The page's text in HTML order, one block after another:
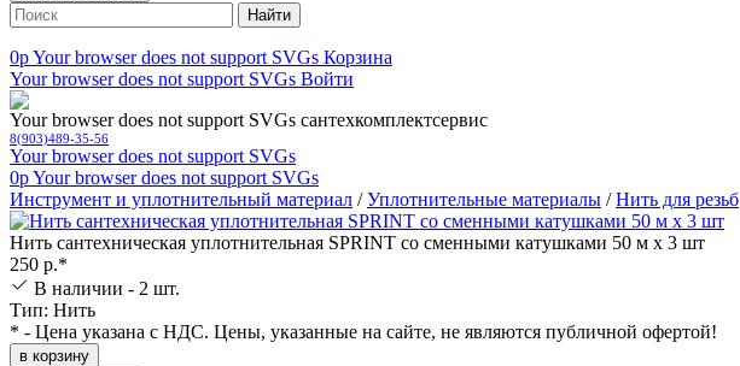
Найти
0pYour browser does not support SVGs Корзина
Your browser does not support SVGs Войти
Your browser does not support SVGs сантехкомплектсервис
8(903)489-35-56
Your browser does not support SVGs
0pYour browser does not support SVGs
Инструмент и уплотнительный материал /Уплотнительные материалы /Нить для резьб
Нить сантехническая уплотнительная SPRINT со сменными катушками 50 м х 3 шт
250 р.*
В наличии - 2 шт.
Тип: Нить
* - Цена указана с НДС. Цены, указанные на сайте, не являются публичной офертой!
в корзину